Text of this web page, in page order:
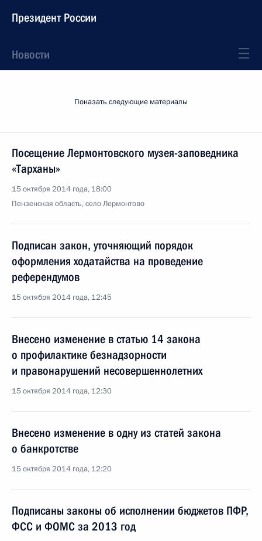
Президент России
Новости
Показать следующие материалы
Посещение Лермонтовского музея-заповедника
«Тарханы»
15 октября 2014 года, 18:00
Пензенская область, село Лермонтово
Подписан закон, уточняющий порядок
оформления ходатайства на проведение
референдумов
15 октября 2014 года, 12:45
Внесено изменение в статью 14 закона
о профилактике безнадзорности
и правонарушений несовершеннолетних
15 октября 2014 года, 12:30
Внесено изменение в одну из статей закона
о банкротстве
15 октября 2014 года, 12:20
Подписаны законы об исполнении бюджетов ПФР,
ФСС и ФОМС за 2013 год